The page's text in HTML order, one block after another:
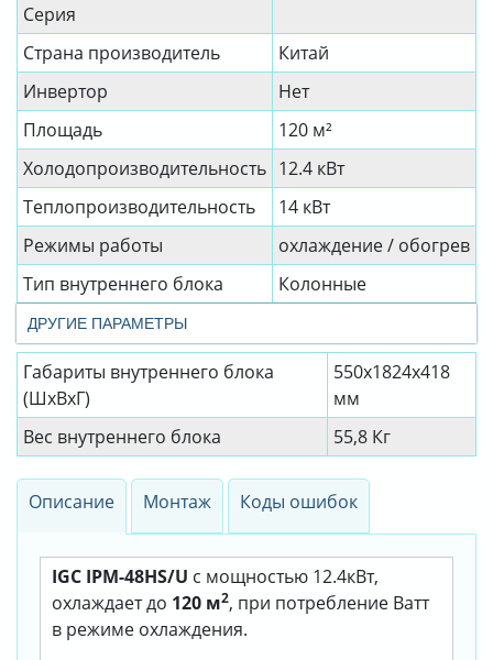
Серия
Страна производитель
Китай
Инвертор
Нет
Площадь
120 м²
Холодопроизводительность 12.4 кВт
Теплопроизводительность
14 кВт
Режимы работы
охлаждение / обогрев
Тип внутреннего блока
Колонные
ДРУГИЕ ПАРАМЕТРЫ
Габариты внутреннего блока
(ШхВхГ)
550х1824х418
мм
Вес внутреннего блока
55,8 Кг
Описание Монтаж Коды ошибок
IGC IPM-48HS/U с мощностью 12.4кВт,
охлаждает до 120 м2, при потребление Ватт
в режиме охлаждения.